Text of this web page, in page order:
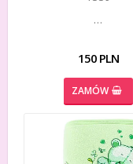
…
150 PLN
ZAMÓW